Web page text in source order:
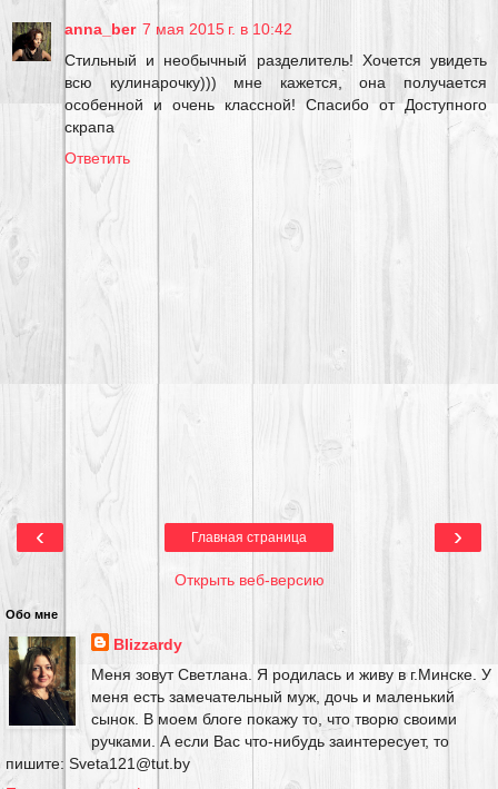
anna_ber 7 мая 2015 г. в 10:42
Стильный и необычный разделитель! Хочется увидеть
всю кулинарочку))) мне кажется, она получается
особенной и очень классной! Спасибо от Доступного
скрапа
Ответить
‹ ›
Главная страница
Открыть веб-версию
Обо мне
Blizzardy
Меня зовут Светлана. Я родилась и живу в г.Минске. У
меня есть замечательный муж, дочь и маленький
сынок. В моем блоге покажу то, что творю своими
ручками. А если Вас что-нибудь заинтересует, то
пишите: Sveta121@tut.by